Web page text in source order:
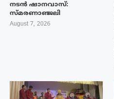
നടൻ ഷാനവാസ്:
സ്മരണാഞ്ജലി
August 7, 2026